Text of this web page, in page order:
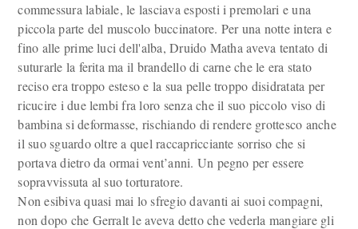
commessura labiale, le lasciava esposti i premolari e una
piccola parte del muscolo buccinatore. Per una notte intera e
fino alle prime luci dell'alba, Druido Matha aveva tentato di
suturarle la ferita ma il brandello di carne che le era stato
reciso era troppo esteso e la sua pelle troppo disidratata per
ricucire i due lembi fra loro senza che il suo piccolo viso di
bambina si deformasse, rischiando di rendere grottesco anche
il suo sguardo oltre a quel raccapricciante sorriso che si
portava dietro da ormai vent’anni. Un pegno per essere
sopravvissuta al suo torturatore.
Non esibiva quasi mai lo sfregio davanti ai suoi compagni,
non dopo che Gerralt le aveva detto che vederla mangiare gli